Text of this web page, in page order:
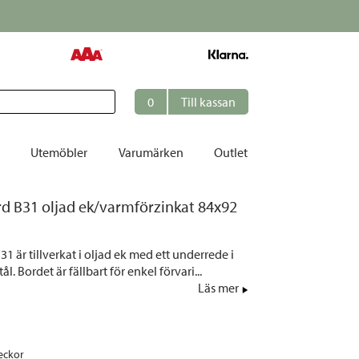
0 Till kassan
Utemöbler Varumärken Outlet
B31 oljad ek/varmförzinkat 84x92
är tillverkat i oljad ek med ett underrede i
Bordet är fällbart för enkel förvari...
Läs mer